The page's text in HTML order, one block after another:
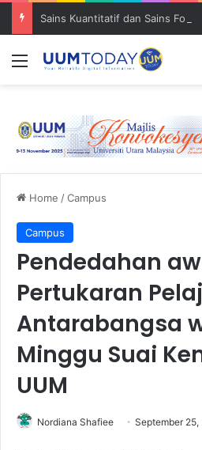
Menu
Home /Campus
Campus
Pendedahan
Pertukaran
Antarabangsa
Minggu Suai
UUM
Nordiana Shafiee September 25,